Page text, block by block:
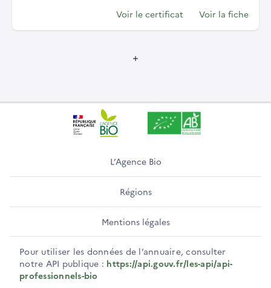
Voir le certificat Voir la fiche
L’Agence Bio
Régions
Mentions légales
Pour utiliser les données de l’annuaire, consulter
notre API publique : https://api.gouv.fr/les-api/api-
professionnels-bio